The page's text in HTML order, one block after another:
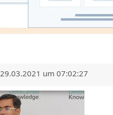
um 07:02:27